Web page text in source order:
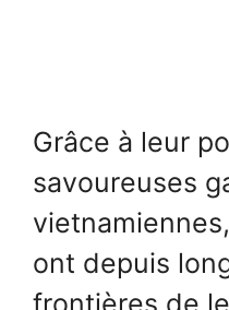
Grâce à leur
savoureuses
ont depuis